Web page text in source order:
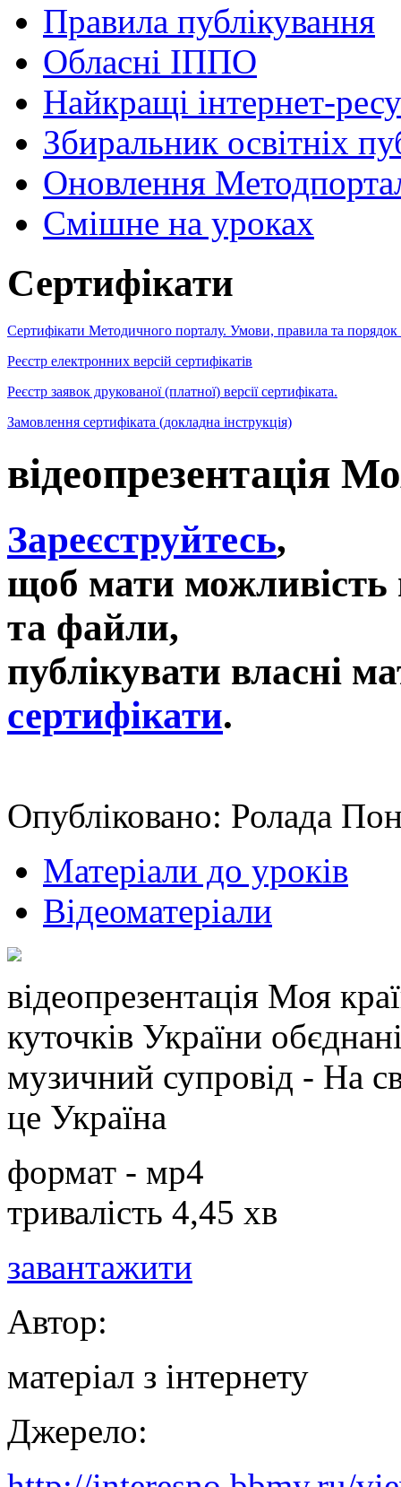
Правила публікування
Обласні ІППО
Найкращі інтернет-
Збиральник освітніх
Оновлення
Cмішне на уроках
Сертифікати
Сертифікати Методичного порталу. Умови, правила та порядок
Реєстр електронних версій сертифікатів
Реєстр заявок друкованої (платної) версії сертифіката.
Замовлення сертифіката (докладна інструкція)
відеопрезентація
Зареєструйтесь,
щоб мати можливість
та файли,
публікувати власні
сертифікати.
Опубліковано: Ролада
Матеріали до уроків
Відеоматеріали
відеопрезентація Моя
куточків України
музичний супровід - На
це Україна
формат - мр4
тривалість 4,45 хв
завантажити
Автор:
матеріал з інтернету
Джерело: